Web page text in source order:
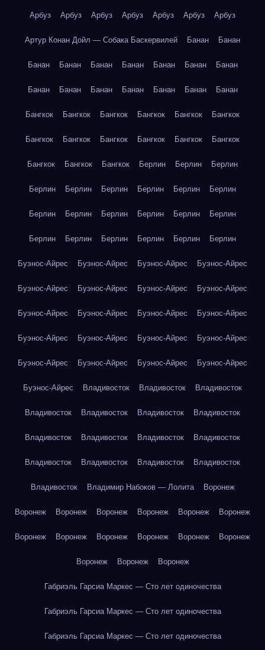
Арбуз Арбуз Арбуз Арбуз Арбуз Арбуз Арбуз
Артур Конан Дойл — Собака Баскервилей Банан Банан
Банан Банан Банан Банан Банан Банан Банан
Банан Банан Банан Банан Банан Банан Банан
Бангкок Бангкок Бангкок Бангкок Бангкок Бангкок
Бангкок Бангкок Бангкок Бангкок Бангкок Бангкок
Бангкок Бангкок Бангкок Берлин Берлин Берлин
Берлин Берлин Берлин Берлин Берлин Берлин
Берлин Берлин Берлин Берлин Берлин Берлин
Берлин Берлин Берлин Берлин Берлин Берлин
Буэнос-Айрес Буэнос-Айрес Буэнос-Айрес Буэнос-Айрес
Буэнос-Айрес Буэнос-Айрес Буэнос-Айрес Буэнос-Айрес
Буэнос-Айрес Буэнос-Айрес Буэнос-Айрес Буэнос-Айрес
Буэнос-Айрес Буэнос-Айрес Буэнос-Айрес Буэнос-Айрес
Буэнос-Айрес Буэнос-Айрес Буэнос-Айрес Буэнос-Айрес
Буэнос-Айрес Владивосток Владивосток Владивосток
Владивосток Владивосток Владивосток Владивосток
Владивосток Владивосток Владивосток Владивосток
Владивосток Владивосток Владивосток Владивосток
Владивосток Владимир Набоков — Лолита Воронеж
Воронеж Воронеж Воронеж Воронеж Воронеж Воронеж
Воронеж Воронеж Воронеж Воронеж Воронеж Воронеж
Воронеж Воронеж Воронеж
Габриэль Гарсиа Маркес — Сто лет одиночества
Габриэль Гарсиа Маркес — Сто лет одиночества
Габриэль Гарсиа Маркес — Сто лет одиночества